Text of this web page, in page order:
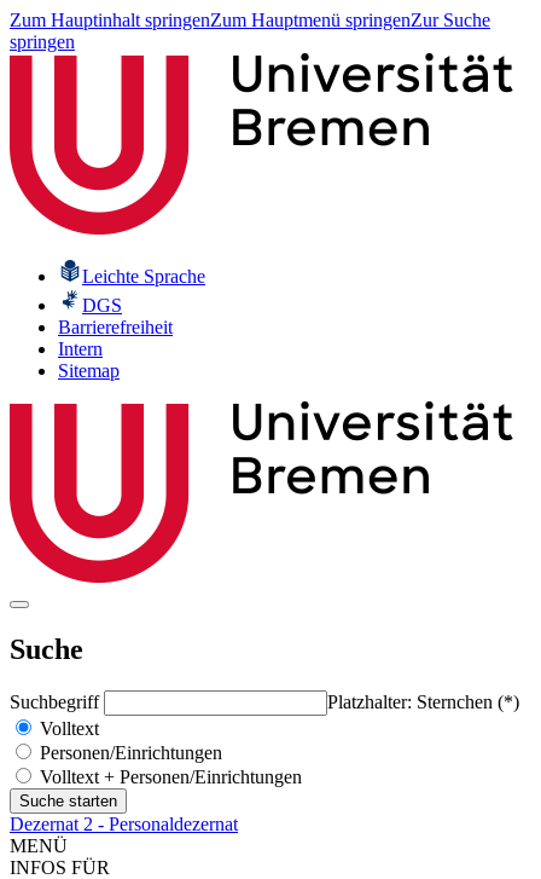
Zum Hauptinhalt springenZum Hauptmenü springenZur Suche
springen
Leichte Sprache
DGS
Barrierefreiheit
Intern
Sitemap
Suche
Suchbegriff
Platzhalter: Sternchen (*)
Volltext
Personen/Einrichtungen
Volltext + Personen/Einrichtungen
Dezernat 2 - Personaldezernat
MENÜ
INFOS FÜR